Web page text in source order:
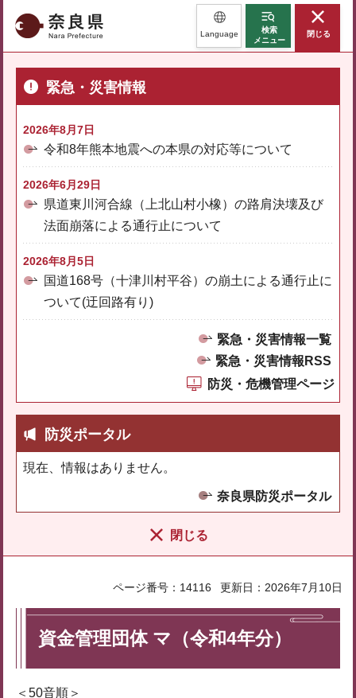
奈良県 Language
検索
メニュー
閉じる
緊急・災害情報
2026年8月7日
令和8年熊本地震への本県の対応等について
2026年6月29日
県道東川河合線（上北山村小橡）の路肩決壊及び
法面崩落による通行止について
2026年8月5日
国道168号（十津川村平谷）の崩土による通行止に
ついて(迂回路有り)
緊急・災害情報一覧
緊急・災害情報RSS
防災・危機管理ページ
防災ポータル
現在、情報はありません。
奈良県防災ポータル
閉じる
ページ番号：14116 更新日：2026年7月10日
資金管理団体 マ（令和4年分）
＜50音順＞